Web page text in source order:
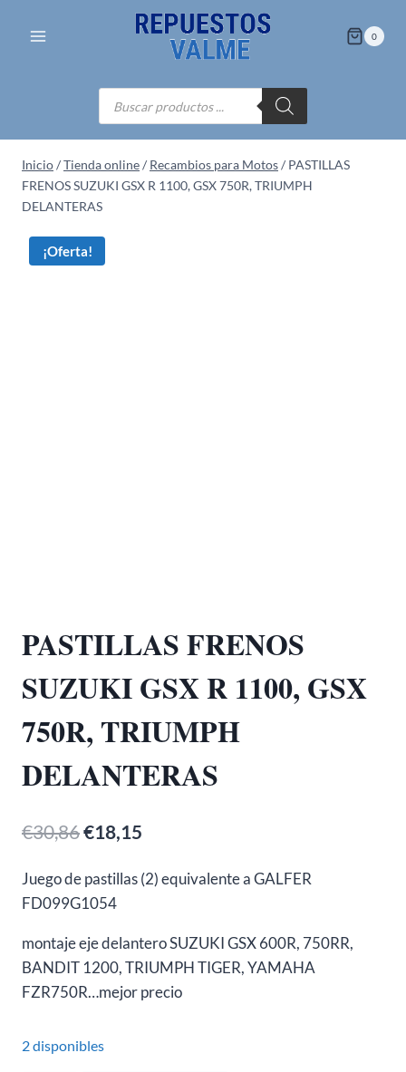
0
Búsqueda
de
productos
Inicio/Tienda online/ Recambios para Motos/ PASTILLAS
FRENOS SUZUKI GSX R 1100, GSX 750R, TRIUMPH
DELANTERAS
¡Oferta!
PASTILLAS FRENOS
SUZUKI GSX R 1100, GSX
750R, TRIUMPH
DELANTERAS
€30,86El
original
€30,86.
€18,15
actual
€18,15.
Juego de pastillas (2) equivalente a GALFER
FD099G1054
montaje eje delantero SUZUKI GSX 600R, 750RR,
BANDIT 1200, TRIUMPH TIGER, YAMAHA
FZR750R…mejor precio
2 disponibles